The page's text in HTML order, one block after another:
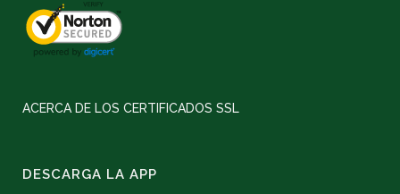
ACERCA DE LOS CERTIFICADOS SSL
DESCARGA LA APP